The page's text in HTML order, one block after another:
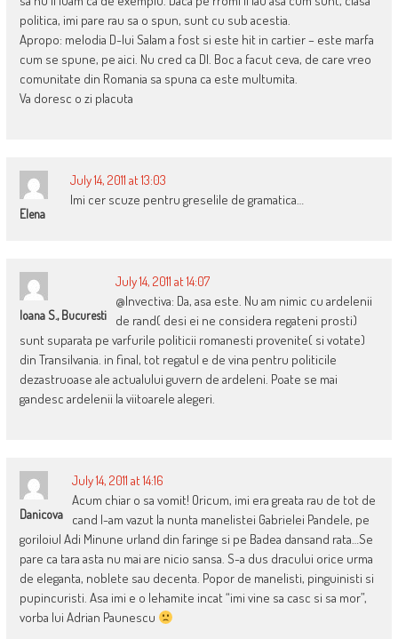
politica, imi pare rau sa o spun, sunt cu sub acestia.
Apropo: melodia D-lui Salam a fost si este hit in cartier – este marfa
cum se spune, pe aici. Nu cred ca Dl. Boc a facut ceva, de care vreo
comunitate din Romania sa spuna ca este multumita.
Va doresc o zi placuta
Elena
July 14, 2011 at 13:03
Imi cer scuze pentru greselile de gramatica…
Ioana S., Bucuresti
July 14, 2011 at 14:07
@Invectiva: Da, asa este. Nu am nimic cu ardelenii
de rand( desi ei ne considera regateni prosti)
sunt suparata pe varfurile politicii romanesti provenite( si votate)
din Transilvania. in final, tot regatul e de vina pentru politicile
dezastruoase ale actualului guvern de ardeleni. Poate se mai
gandesc ardelenii la viitoarele alegeri.
Danicova
July 14, 2011 at 14:16
Acum chiar o sa vomit! Oricum, imi era greata rau de tot de
cand l-am vazut la nunta manelistei Gabrielei Pandele, pe
goriloiul Adi Minune urland din faringe si pe Badea dansand rata…Se
pare ca tara asta nu mai are nicio sansa. S-a dus dracului orice urma
de eleganta, noblete sau decenta. Popor de manelisti, pinguinisti si
pupincuristi. Asa imi e o lehamite incat “imi vine sa casc si sa mor”,
vorba lui Adrian Paunescu